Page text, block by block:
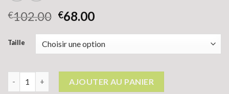
€102.00 €68.00
Taille
AJOUTER AU PANIER